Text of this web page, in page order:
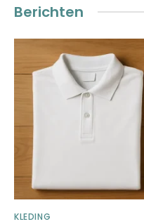
Berichten
KLEDING